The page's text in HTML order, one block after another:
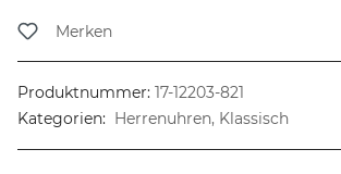
Merken
Produktnummer: 17-12203-821
Kategorien: Herrenuhren, Klassisch